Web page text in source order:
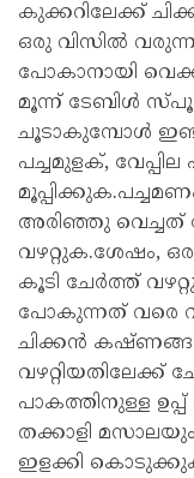
കുക്കറിലേക്ക്
ഒരു വിസിൽ
പോകാനായി
മൂന്ന് ടേബിൾ സ്പൂൺ
ചൂടാകുമ്പോൾ
പച്ചമുളക്,
അരിഞ്ഞു വെച്ചത്
വഴറ്റുക.ശേഷം,
കൂടി ചേർത്ത്
പോകുന്നത് വരെ
ചിക്കൻ
വഴറ്റിയതിലേക്ക്
പാകത്തിനുള്ള
തക്കാളി
ഇളക്കി കൊടുക്കുക